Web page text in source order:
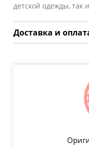
детской одежды, так
Доставка и